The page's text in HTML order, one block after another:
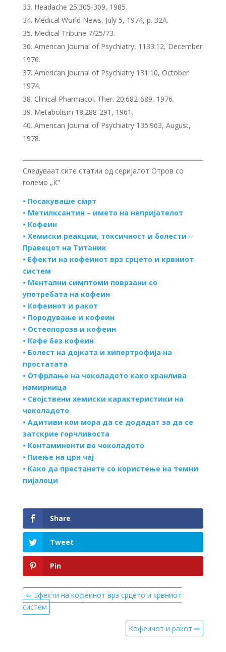
Headache 25:305-309, 1985.
Medical World News, July 5, 1974, p. 32A.
Medical Tribune 7/25/73.
American Journal of Psychiatry, 1133:12, December
1976.
American Journal of Psychiatry 131:10, October
1974.
Clinical Pharmacol. Ther. 20:682-689, 1976.
Metabolism 18:288-291, 1961.
American Journal of Psychiatry 135:963, August,
1978.
Следуваат сите статии од серијалот Отров со
големо „К“
• Посакуваше смрт
• Метилксантин – името на непријателот
• Кофеин
• Хемиски реакции, токсичност и болести –
Правецот на Титаник
• Ефекти на кофеинот врз срцето и крвниот
систем
• Ментални симптоми поврзани со
употребата на кофеин
• Кофеинот и ракот
• Породување и кофеин
• Остеопороза и кофеин
• Кафе без кофеин
• Болест на дојката и хипертрофија на
простатата
• Отфрлање на чоколадото како хранлива
намирница
• Својствени хемиски карактеристики на
чоколадото
• Адитиви кои мора да се додадат за да се
затскрие горчливоста
• Контаминенти во чоколадото
• Пиење на црн чај
• Како да престанете со користење на темни
пијалоци
Share
Tweet
Pin
⇦ Ефекти на кофеинот врз срцето и крвниот
систем
Кофеинот и ракот ⇨